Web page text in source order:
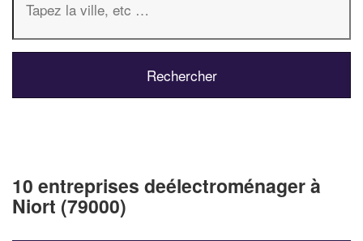
10 entreprises deélectroménager à
Niort (79000)